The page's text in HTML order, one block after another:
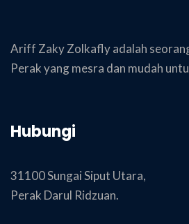
Ariff Zaky Zolkafly adalah
Perak yang mesra dan mudah
Hubungi
31100 Sungai Siput Utara,
Perak Darul Ridzuan.